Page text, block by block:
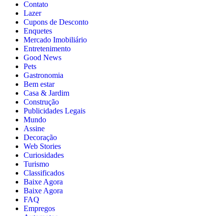
Contato
Lazer
Cupons de Desconto
Enquetes
Mercado Imobiliário
Entretenimento
Good News
Pets
Gastronomia
Bem estar
Casa & Jardim
Construção
Publicidades Legais
Mundo
Assine
Decoração
Web Stories
Curiosidades
Turismo
Classificados
Baixe Agora
Baixe Agora
FAQ
Empregos